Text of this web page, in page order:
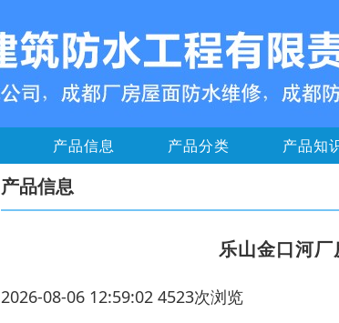
产品信息 产品分类 产品知
产品信息
乐山金口河
2026-08-06 12:59:02 4523次浏览